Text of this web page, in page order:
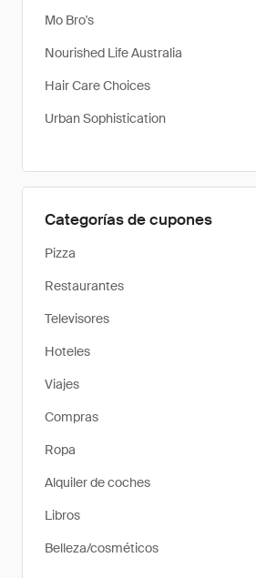
Mo Bro's
Nourished Life Australia
Hair Care Choices
Urban Sophistication
Categorías de cupones
Pizza
Restaurantes
Televisores
Hoteles
Viajes
Compras
Ropa
Alquiler de coches
Libros
Belleza/cosméticos